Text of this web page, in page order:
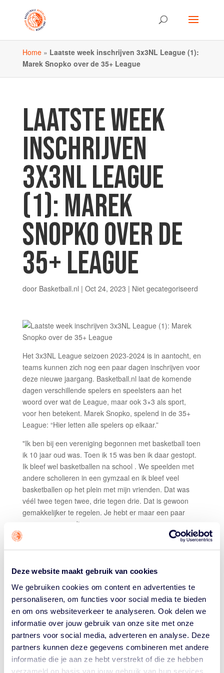
Deze website maakt gebruik van cookies
We gebruiken cookies om content en advertenties te
personaliseren, om functies voor social media te bieden
en om ons websiteverkeer te analyseren. Ook delen we
informatie over jouw gebruik van onze site met onze
partners voor social media, adverteren en analyse. Deze
partners kunnen deze gegevens combineren met andere
informatie die je aan ze hebt verstrekt of die ze hebben
verzameld op basis van jouw gebruik van hun services.
Home» Laatste week inschrijven 3x3NL League (1):
Marek Snopko over de 35+ League
LAATSTE WEEK
INSCHRIJVEN
3X3NL LEAGUE
(1): MAREK
SNOPKO OVER DE
35+ LEAGUE
door Basketball.nl | Oct 24, 2023 | Niet gecategoriseerd
Het 3x3NL League seizoen 2023-2024 is in aantocht, en
teams kunnen zich nog een paar dagen inschrijven voor
deze nieuwe jaargang. Basketball.nl laat de komende
dagen verschillende spelers en speelsters aan het
woord over wat de League, maar ook 3×3 als sport,
voor hen betekent. Marek Snopko, spelend in de 35+
League: “Hier letten alle spelers op elkaar.”
"Ik ben bij een vereniging begonnen met basketball toen
ik 10 jaar oud was. Toen ik 15 was ben ik daar gestopt.
Ik bleef wel basketballen na school . We speelden met
andere scholieren in een gymzaal en ik bleef veel
basketballen op het plein met mijn vrienden. Dat was
véél twee tegen twee, drie tegen drie. Dat is gewoon
gemakkelijker te regelen. Je hebt er maar een paar
mensen voor nodig.
Dat maakt 3×3 ook fijn om te spelen als groep. Je leert
zonder dat je als ‘senior’ speler het hele veld over hoeft
te rennen. Je bent even in verdediging en ineens
supersnel terug in de aanval, omdat het zo snel gaat! Je
merkt het wel, dat het een competitie voor 35+ is. Alles
gaat net iets rustiger aan. Hier letten alle spelers op
elkaar.
Wij proberen met ons team elke week een keer bij
elkaar te komen om lekker te spelen. De competitie is